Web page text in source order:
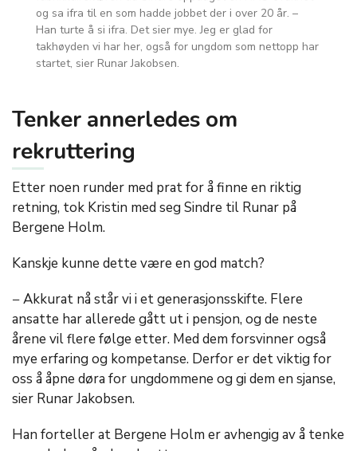
og sa ifra til en som hadde jobbet der i over 20 år. –
Han turte å si ifra. Det sier mye. Jeg er glad for
takhøyden vi har her, også for ungdom som nettopp har
startet, sier Runar Jakobsen.
Tenker annerledes om
rekruttering
Etter noen runder med prat for å finne en riktig
retning, tok Kristin med seg Sindre til Runar på
Bergene Holm.
Kanskje kunne dette være en god match?
− Akkurat nå står vi i et generasjonsskifte. Flere
ansatte har allerede gått ut i pensjon, og de neste
årene vil flere følge etter. Med dem forsvinner også
mye erfaring og kompetanse. Derfor er det viktig for
oss å åpne døra for ungdommene og gi dem en sjanse,
sier Runar Jakobsen.
Han forteller at Bergene Holm er avhengig av å tenke